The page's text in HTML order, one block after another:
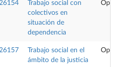
Trabajo social con
colectivos en
situación de
dependencia
Trabajo social en el
ámbito de la justicia